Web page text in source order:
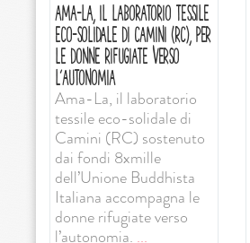
AMA-LA, IL LABORATORIO TESSILE
ECO-SOLIDALE DI CAMINI (RC), PER
LE DONNE RIFUGIATE VERSO
L’AUTONOMIA
Ama-La, il laboratorio
tessile eco-solidale di
Camini (RC) sostenuto
dai fondi 8xmille
dell’Unione Buddhista
Italiana accompagna le
donne rifugiate verso
l’autonomia. ...